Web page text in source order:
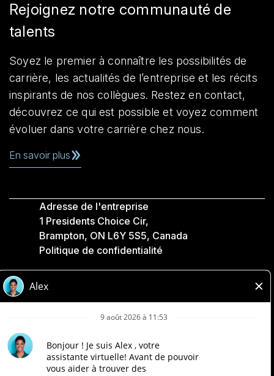
Rejoignez notre communauté de
talents
Soyez le premier à connaître les possibilités de
carrière, les actualités de l’entreprise et les récits
inspirants de nos collègues. Restez en contact,
découvrez ce qui est possible et voyez comment
évoluer dans votre carrière chez nous.
En savoir plus
Adresse de l'entreprise
1 Presidents Choice Cir,
Brampton, ON L6Y 5S5, Canada
Politique de confidentialité
Accessibilité
Compagnies Loblaw